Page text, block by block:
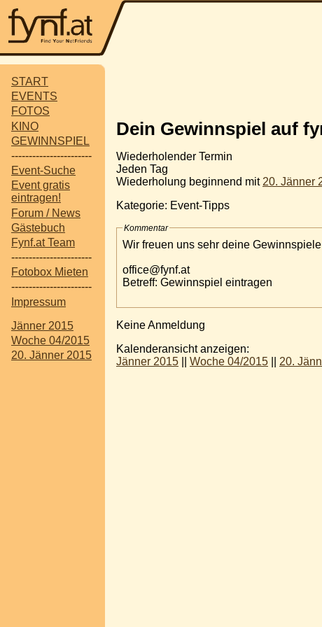
START
EVENTS
FOTOS
KINO
GEWINNSPIEL
-----------------------
Event-Suche
Event gratis
eintragen!
Forum / News
Gästebuch
Fynf.at Team
-----------------------
Fotobox Mieten
-----------------------
Impressum
Jänner 2015
Woche 04/2015
20. Jänner 2015
Dein Gewinnspiel auf
Wiederholender Termin
Jeden Tag
Wiederholung beginnend mit 20. Jänner
Kategorie: Event-Tipps
Kommentar
Wir freuen uns sehr deine
office@fynf.at
Betreff: Gewinnspiel eintragen
Keine Anmeldung
Kalenderansicht anzeigen:
Jänner 2015
Woche 04/2015 20.